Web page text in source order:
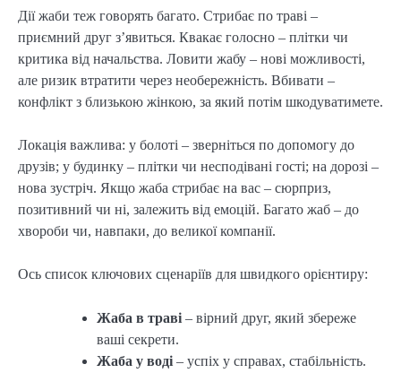
Дії жаби теж говорять багато. Стрибає по траві –
приємний друг з’явиться. Квакає голосно – плітки чи
критика від начальства. Ловити жабу – нові можливості,
але ризик втратити через необережність. Вбивати –
конфлікт з близькою жінкою, за який потім шкодуватимете.
Локація важлива: у болоті – зверніться по допомогу до
друзів; у будинку – плітки чи несподівані гості; на дорозі –
нова зустріч. Якщо жаба стрибає на вас – сюрприз,
позитивний чи ні, залежить від емоцій. Багато жаб – до
хвороби чи, навпаки, до великої компанії.
Ось список ключових сценаріїв для швидкого орієнтиру:
Жаба в траві – вірний друг, який збереже
ваші секрети.
Жаба у воді – успіх у справах, стабільність.